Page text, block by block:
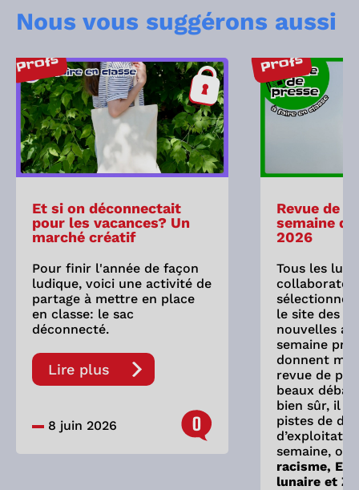
Nous vous suggérons aussi
Profs
Et si on déconnectait
pour les vacances? Un
marché créatif
Pour finir l'année de façon
ludique, voici une activité de
partage à mettre en place
en classe: le sac
déconnecté.
Lire plus
8 juin 2026 0
Profs
Revue de
semaine
2026
Tous les
sélectionne
le site des
nouvelles
semaine
donnent
revue de
beaux
bien sûr, il
pistes de
semaine, on
racisme,
lunaire et